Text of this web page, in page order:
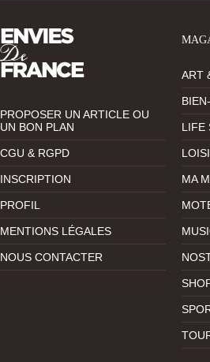
PROPOSER UN ARTICLE OU
UN BON PLAN
CGU & RGPD
INSCRIPTION
PROFIL
MENTIONS LÉGALES
NOUS CONTACTER
ART
LIFE
MA